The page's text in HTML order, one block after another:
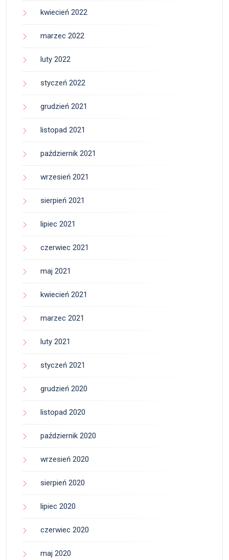
kwiecień 2022
marzec 2022
luty 2022
styczeń 2022
grudzień 2021
listopad 2021
październik 2021
wrzesień 2021
sierpień 2021
lipiec 2021
czerwiec 2021
maj 2021
kwiecień 2021
marzec 2021
luty 2021
styczeń 2021
grudzień 2020
listopad 2020
październik 2020
wrzesień 2020
sierpień 2020
lipiec 2020
czerwiec 2020
maj 2020